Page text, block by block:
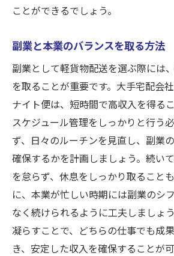
ことができるでしょう。
副業と本業のバランスを取る方法
副業として軽貨物配送を選ぶ際には
を取ることが重要です。大手宅配会
ナイト便は、短時間で高収入を得る
スケジュール管理をしっかりと行う
ず、日々のルーチンを見直し、副業
確保するかを計画しましょう。続い
を怠らず、休息をしっかり取ること
に、本業が忙しい時期には副業のシ
なく続けられるように工夫しましょ
凝らすことで、どちらの仕事でも成
き、安定した収入を確保することが